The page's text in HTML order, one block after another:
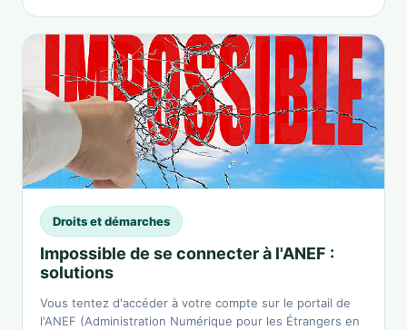
Droits et démarches
Impossible de se connecter à l'ANEF :
solutions
Vous tentez d'accéder à votre compte sur le portail de
l'ANEF (Administration Numérique pour les Étrangers en